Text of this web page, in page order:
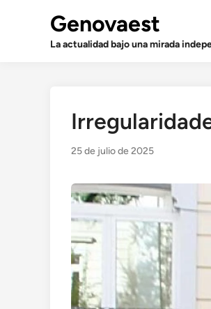
Genovaest
La actualidad bajo una mirada
25 de julio de 2025